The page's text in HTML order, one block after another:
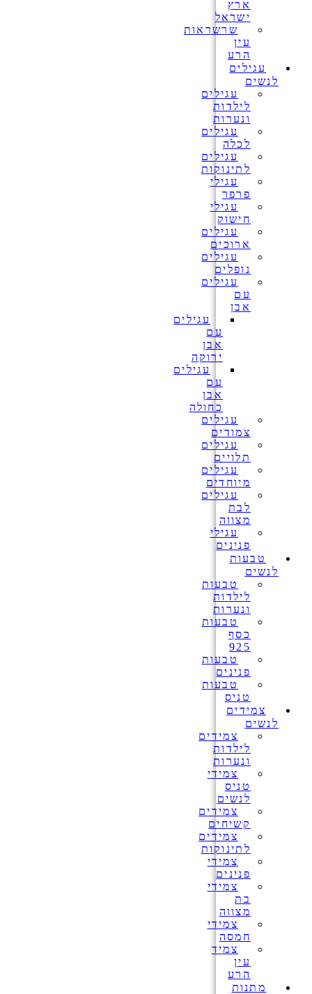
ארץ
ישראל
שרשראות
עין
הרע
עגילים
לנשים
עגילים
לילדות
ונערות
עגילים
לכלה
עגילים
לתינוקות
עגילי
פרפר
עגילי
חישוק
עגילים
ארוכים
עגילים
נופלים
עגילים
עם
אבן
עגילים
עם
אבן
ירוקה
עגילים
עם
אבן
כחולה
עגילים
צמודים
עגילים
תלויים
עגילים
מיוחדים
עגילים
לבת
מצווה
עגילי
פנינים
טבעות
לנשים
טבעות
לילדות
ונערות
טבעות
כסף
925
טבעות
פנינים
טבעות
טניס
צמידים
לנשים
צמידים
לילדות
ונערות
צמידי
טניס
לנשים
צמידים
קשיחים
צמידים
לתינוקות
צמידי
פנינים
צמידי
בת
מצווה
צמידי
חמסה
צמיד
עין
הרע
מתנות